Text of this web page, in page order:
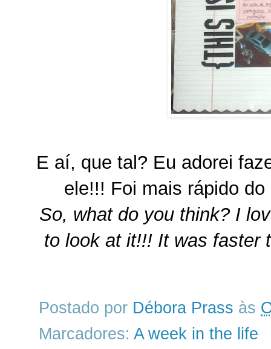
E aí, que tal? Eu adorei
ele!!! Foi mais rápido
So, what do you think? I
to look at it!!! It was faster
Postado por Débora Prass às
Marcadores: A week in the life